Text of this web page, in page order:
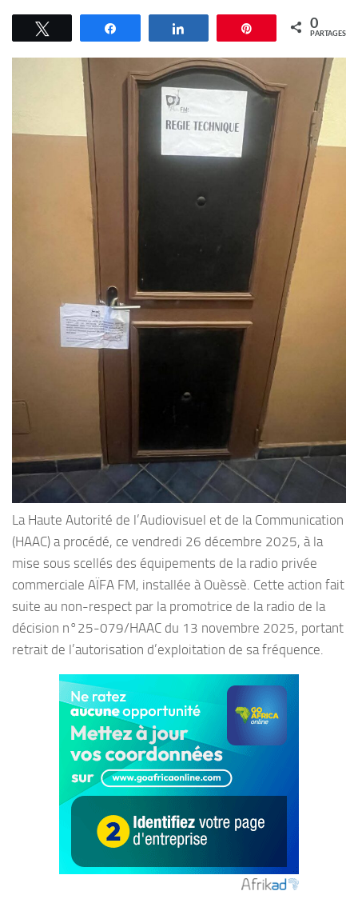
Épingle 0
PARTAGES
La Haute Autorité de l’Audiovisuel et de la Communication
(HAAC) a procédé, ce vendredi 26 décembre 2025, à la
mise sous scellés des équipements de la radio privée
commerciale AÏFA FM, installée à Ouèssè. Cette action fait
suite au non-respect par la promotrice de la radio de la
décision n°25-079/HAAC du 13 novembre 2025, portant
retrait de l’autorisation d’exploitation de sa fréquence.